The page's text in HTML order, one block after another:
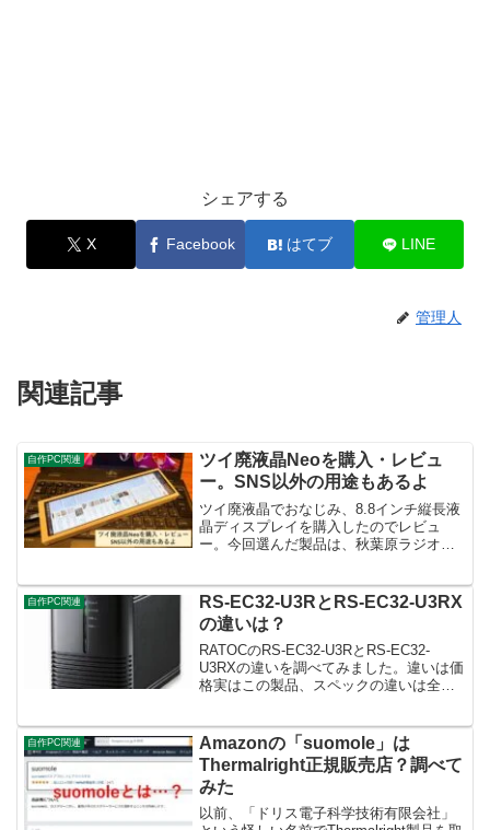
シェアする
X Facebook はてブ LINE
管理人
関連記事
自作PC関連
ツイ廃液晶Neoを購入・レビュ
ー。SNS以外の用途もあるよ
ツイ廃液晶でおなじみ、8.8インチ縦長液
晶ディスプレイを購入したのでレビュ
ー。今回選んだ製品は、秋葉原ラジオデ
IPS液晶で縦横比4:1、解像度は1,92...
自作PC関連
RS-EC32-U3RとRS-EC32-U3RX
の違いは？
RATOCのRS-EC32-U3RとRS-EC32-
U3RXの違いを調べてみました。違いは価
格実はこの製品、スペックの違いは全く
一切の違いはありません。では...
自作PC関連
Amazonの「suomole」は
Thermalright正規販売店？調べて
みた
以前、「ドリス電子科学技術有限会社」